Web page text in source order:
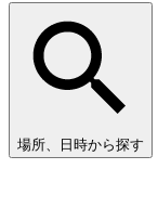
場所、日時から探す